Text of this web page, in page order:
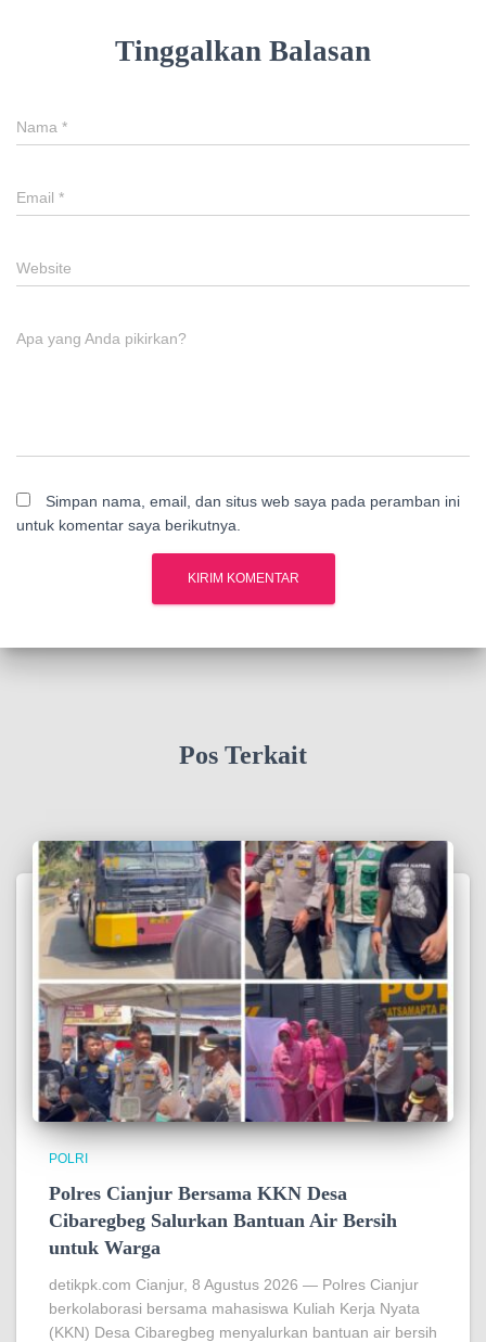
Tinggalkan Balasan
Nama *
Email *
Website
Apa yang Anda pikirkan?
Simpan nama, email, dan situs web saya pada peramban ini
untuk komentar saya berikutnya.
Pos Terkait
POLRI
Polres Cianjur Bersama KKN Desa
Cibaregbeg Salurkan Bantuan Air Bersih
untuk Warga
detikpk.com Cianjur, 8 Agustus 2026 — Polres Cianjur
berkolaborasi bersama mahasiswa Kuliah Kerja Nyata
(KKN) Desa Cibaregbeg menyalurkan bantuan air bersih